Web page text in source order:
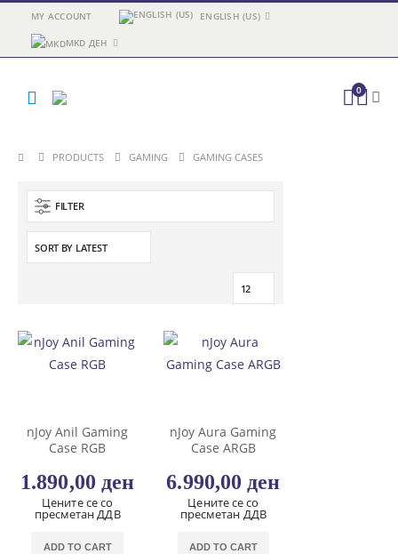
MY ACCOUNT ENGLISH (US)
MKD ДЕН
0
PRODUCTS GAMING GAMING CASES
FILTER
nJoy Anil Gaming
Case RGB
1.890,00 ден
Цените се со
пресметан ДДВ
ADD TO CART
nJoy Aura Gaming
Case ARGB
6.990,00 ден
Цените се со
пресметан ДДВ
ADD TO CART